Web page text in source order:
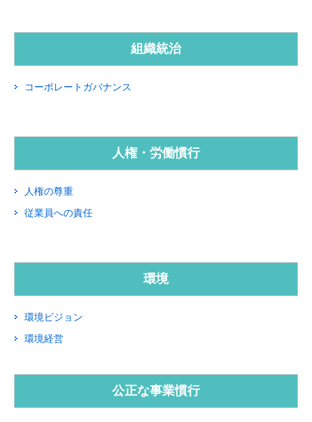
組織統治
コーポレートガバナンス
人権・労働慣行
人権の尊重
従業員への責任
環境
環境ビジョン
環境経営
公正な事業慣行